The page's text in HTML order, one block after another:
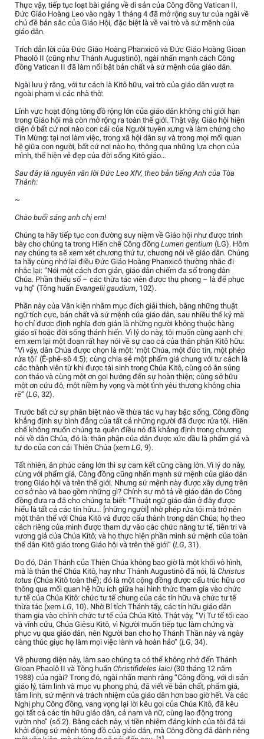
Thực vậy, tiếp tục loạt bài giảng về di sản của Công đồng Vatican II,
Đức Giáo Hoàng Leo vào ngày 1 tháng 4 đã mở rộng suy tư của ngài về
chủ đề bản sắc của Giáo Hội, đặc biệt là về vai trò và sứ mệnh của
giáo dân.
Trích dẫn lời của Đức Giáo Hoàng Phanxicô và Đức Giáo Hoàng Gioan
Phaolô II (cũng như Thánh Augustinô), ngài nhấn mạnh cách Công
đồng Vatican II đã làm nổi bật bản chất và sứ mệnh của giáo dân.
Ngài lưu ý rằng, với tư cách là Kitô hữu, vai trò của giáo dân vượt ra
ngoài phạm vi các nhà thờ:
Lĩnh vực hoạt động tông đồ rộng lớn của giáo dân không chỉ giới hạn
trong Giáo hội mà còn mở rộng ra toàn thế giới. Thật vậy, Giáo hội hiện
diện ở bất cứ nơi nào con cái của Người tuyên xưng và làm chứng cho
Tin Mừng: tại nơi làm việc, trong xã hội dân sự và trong mọi mối quan
hệ giữa con người, bất cứ nơi nào họ, thông qua những lựa chọn của
mình, thể hiện vẻ đẹp của đời sống Kitô giáo…
Sau đây là nguyên văn lời Đức Leo XIV, theo bản tiếng Anh của Tòa
Thánh:
~
Chào buổi sáng anh chị em!
Chúng ta hãy tiếp tục con đường suy niệm về Giáo hội như được trình
bày cho chúng ta trong Hiến chế Công đồng Lumen gentium (LG). Hôm
nay chúng ta sẽ xem xét chương thứ tư, chương nói về giáo dân. Chúng
ta hãy cùng nhớ lại điều Đức Giáo Hoàng Phanxicô thường nhắc đi
nhắc lại: “Nói một cách đơn giản, giáo dân chiếm đa số trong dân
Chúa. Phần thiểu số – các thừa tác viên được thụ phong – là để phục
vụ họ” (Tông huấn Evangelii gaudium, 102).
Phần này của Văn kiện nhằm mục đích giải thích, bằng những thuật
ngữ tích cực, bản chất và sứ mệnh của giáo dân, sau nhiều thế kỷ mà
họ chỉ được định nghĩa đơn giản là những người không thuộc hàng
giáo sĩ hoặc đời sống thánh hiến. Vì lý do này, tôi muốn cùng aanh chị
em xem lại một đoạn rất hay nói về sự cao cả của thân phận Kitô hữu:
“Vì vậy, dân Chúa được chọn là một: ‘một Chúa, một đức tin, một phép
rửa tội’ (Ê-phê-sô 4:5); cùng chia sẻ một phẩm giá chung với tư cách là
các thành viên từ khi được tái sinh trong Chúa Kitô, cùng có ân sủng
con thảo và cùng một ơn gọi hướng đến sự hoàn thiện; cùng sở hữu
một ơn cứu độ, một niềm hy vọng và một tình yêu thương không chia
rẽ” (LG, 32).
Trước bất cứ sự phân biệt nào về thừa tác vụ hay bậc sống, Công đồng
khẳng định sự bình đẳng của tất cả những người đã được rửa tội. Hiến
chế không muốn chúng ta quên điều nó đã khẳng định trong chương
nói về dân Chúa, đó là: thân phận của dân được xức dầu là phẩm giá và
tự do của con cái Thiên Chúa (xem LG, 9).
Tất nhiên, ân phúc càng lớn thì sự cam kết cũng càng lớn. Vì lý do này,
cùng với phẩm giá, Công đồng cũng nhấn mạnh sứ mệnh của giáo dân
trong Giáo hội và trên thế giới. Nhưng sứ mệnh này được xây dựng trên
cơ sở nào và bao gồm những gì? Chính sự mô tả về giáo dân do Công
đồng đưa ra đã cho chúng ta biết: “Thuật ngữ giáo dân ở đây được
hiểu là tất cả các tín hữu… [những người] nhờ phép rửa tội mà trở nên
một thân thể với Chúa Kitô và được cấu thành trong dân Chúa; họ theo
cách riêng của mình được tham dự vào các chức năng tư tế, tiên tri và
vương giả của Chúa Kitô; và họ thực hiện phần mình sứ mệnh của toàn
thể dân Kitô giáo trong Giáo hội và trên thế giới” (LG, 31).
Do đó, Dân Thánh của Thiên Chúa không bao giờ là một khối vô hình,
mà là thân thể Chúa Kitô, hay như Thánh Augustinô đã nói, là Christus
totus (Chúa Kitô toàn thể); đó là một cộng đồng được cấu trúc hữu cơ
thông qua mối quan hệ hữu ích giữa hai hình thức tham gia vào chức
tư tế của Chúa Kitô: chức tư tế chung của các tín hữu và chức tư tế
thừa tác (xem LG, 10). Nhờ Bí tích Thánh tẩy, các tín hữu giáo dân
tham gia vào chính chức tư tế của Chúa Kitô. Thật vậy, “Vị Tư tế tối cao
và vĩnh cửu, Chúa Giêsu Kitô, vì Người muốn tiếp tục làm chứng và
phục vụ qua giáo dân, nên Người ban cho họ Thánh Thần này và ngày
càng thúc giục họ làm mọi việc lành và hoàn hảo” (LG, 34).
Về phương diện này, làm sao chúng ta có thể không nhớ đến Thánh
Gioan Phaolô II và Tông huấn Christifideles laici (30 tháng 12 năm
1988) của ngài? Trong đó, ngài nhấn mạnh rằng “Công đồng, với di sản
giáo lý, tâm linh và mục vụ phong phú, đã viết về bản chất, phẩm giá,
tâm linh, sứ mệnh và trách nhiệm của giáo dân hơn bao giờ hết. Và các
Nghị phụ Công đồng, vang vọng lại lời kêu gọi của Chúa Kitô, đã kêu
gọi tất cả các tín hữu giáo dân, cả nam và nữ, cùng lao động trong
vườn nho” (số 2). Bằng cách này, vị tiền nhiệm đáng kính của tôi đã tái
khởi động sứ mệnh tông đồ của giáo dân, mà Công đồng đã dành riêng